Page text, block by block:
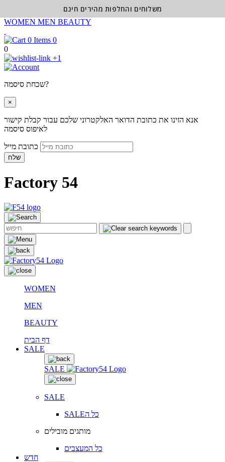
WOMEN MEN BEAUTY
0
0
+1
שכחת סיסמה?
×
אנא הזינו את כתובת הדואר האלקטרוני שלכם עבור קבלת קישור
לאיפוס סיסמה
שלח
Factory 54
WOMEN
MEN
BEAUTY
דף הבית
SALE
SALE
SALE
SALEכל ה
מותגים מובילים
כל המעצבים
חדש
משלוחים והחלפות מהירים חינם